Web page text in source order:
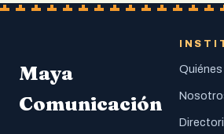
Maya
Comunicación